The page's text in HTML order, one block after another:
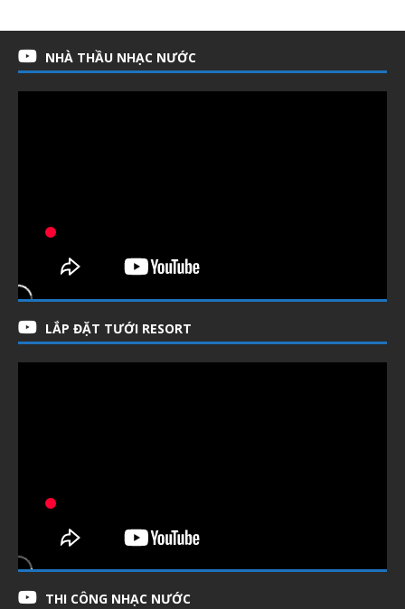
NHÀ THẦU NHẠC NƯỚC
LẮP ĐẶT TƯỚI RESORT
THI CÔNG NHẠC NƯỚC